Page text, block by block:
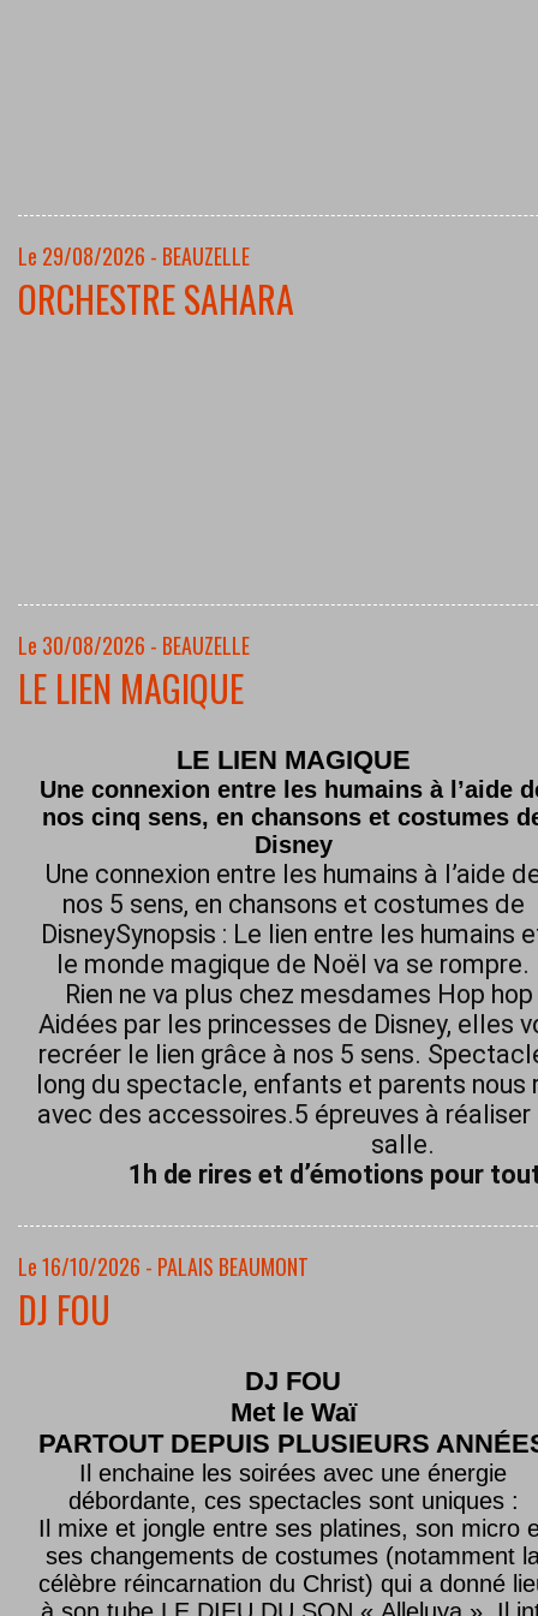
Le 29/08/2026 - BEAUZELLE
ORCHESTRE SAHARA
Le 30/08/2026 - BEAUZELLE
LE LIEN MAGIQUE
LE LIEN MAGIQUE
Une connexion entre les humains à l’aide
nos cinq sens, en chansons et costumes
Disney
Une connexion entre les humains à l’aide
nos 5 sens, en chansons et costumes de
DisneySynopsis : Le lien entre les humains
le monde magique de Noël va se rompre.
Rien ne va plus chez mesdames Hop
Aidées par les princesses de Disney, elles
recréer le lien grâce à nos 5 sens.
long du spectacle, enfants et parents nous
avec des accessoires.5 épreuves à
salle.
1h de rires et d’émotions pour
Le 16/10/2026 - PALAIS BEAUMONT
DJ FOU
DJ FOU
Met le Waï
PARTOUT DEPUIS PLUSIEURS
Il enchaine les soirées avec une énergie
débordante, ces spectacles sont uniques :
Il mixe et jongle entre ses platines, son micro
ses changements de costumes (notamment
célèbre réincarnation du Christ) qui a donné